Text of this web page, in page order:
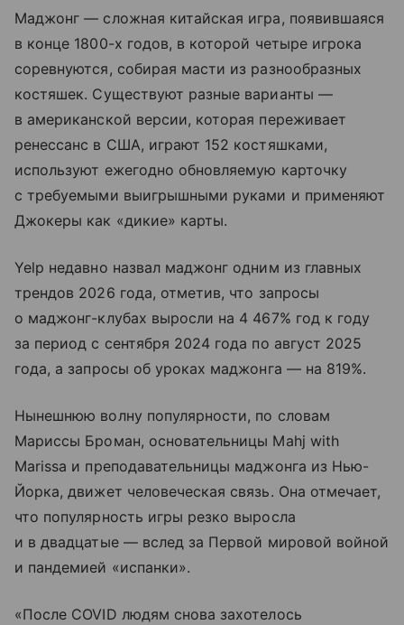
Маджонг — сложная китайская игра, появившаяся
в конце 1800-х годов, в которой четыре игрока
соревнуются, собирая масти из разнообразных
костяшек. Существуют разные варианты —
в американской версии, которая переживает
ренессанс в США, играют 152 костяшками,
используют ежегодно обновляемую карточку
с требуемыми выигрышными руками и применяют
Джокеры как «дикие» карты.
Yelp недавно назвал маджонг одним из главных
трендов 2026 года, отметив, что запросы
о маджонг-клубах выросли на 4 467% год к году
за период с сентября 2024 года по август 2025
года, а запросы об уроках маджонга — на 819%.
Нынешнюю волну популярности, по словам
Мариссы Броман, основательницы Mahj with
Marissa и преподавательницы маджонга из Нью-
Йорка, движет человеческая связь. Она отмечает,
что популярность игры резко выросла
и в двадцатые — вслед за Первой мировой войной
и пандемией «испанки».
«После COVID людям снова захотелось